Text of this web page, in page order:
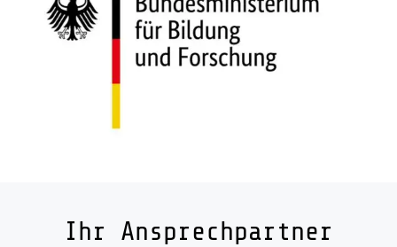
Ihr Ansprechpartner